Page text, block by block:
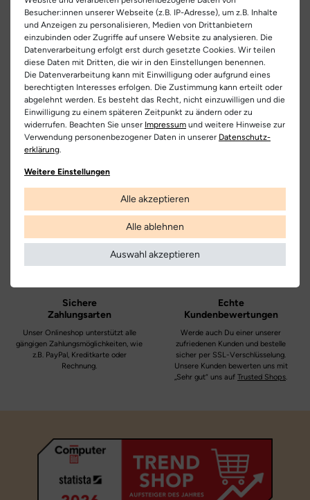
- aus Leder gefertigtes Innenfutter für den bestmöglichen
Tragekomfort
- ein besonderer Hingucker ist der Stern, der dem Schuh eine
besondere Note verleiht
- Sympatex Membran hält die Füße warm und trocken
- herausnehmbare Decksohle zur Größenbestimmung
- die zwei praktischen Klettverschlüsse helfen beim
eigenständigen An- und Ausziehen
- die leicht profilierte Laufsohle aus rutschhemmendem Gummi
bietet auch auf unebenen Wegen einen sicheren Gang
Artikel-ID: 29528
Artikel-Nr.: 353700019
Schuhart: Boots
Bezeichnung: Kimi
Obermaterial: Nubuk | Velours
Innenfutter:
Decksohle: Leder
Laufsohle: Gummi
Farbe: grün | orange
Verschluss: Klettverschluss
Weite:
Membran: Sympatex
EU Verantwortlicher
RICOSTA Schuhfabriken GmbH
Dürrheimer Str. 43, 78166 Donaueschingen, Deutschland
+ 49 771 805-0
Hersteller
Ricosta
Teilen
Kostenlose
Lieferung
Die Lieferung innerhalb Deutschlands
versandkostenfrei und erfolgt mit
DHL.
Wir verkaufen nur Origininalprodukte,
die direkt vom Hersteller bezogen
werden, in unseren Regalen liegen und
Sichere
Zahlungsarten
Unser Onlineshop unterstützt alle
gängigen Zahlungsmöglichkeiten, wie
z.B. PayPal, Kreditkarte oder
Rechnung.
Echte
Kundenbewertungen
Werde auch Du einer unserer
zufriedenen Kunden und bestelle
sicher per SSL-Verschlüsselung.
Unsere Kunden bewerten uns mit
„Sehr gut“ uns auf Trusted Shops.
Besucher:innen unserer Webseite (z.B. IP-Adresse), um z.B. Inhalte
und Anzeigen zu personalisieren, Medien von Drittanbietern
einzubinden oder Zugriffe auf unsere Website zu analysieren. Die
Datenverarbeitung erfolgt erst durch gesetzte Cookies. Wir teilen
diese Daten mit Dritten, die wir in den Einstellungen benennen.
Die Datenverarbeitung kann mit Einwilligung oder aufgrund eines
berechtigten Interesses erfolgen. Die Zustimmung kann erteilt oder
abgelehnt werden. Es besteht das Recht, nicht einzuwilligen und die
Einwilligung zu einem späteren Zeitpunkt zu ändern oder zu
widerrufen. Beachten Sie unser Impressum und weitere Hinweise zur
Verwendung personenbezogener Daten in unserer Daten­schutz­
erklärung
Weitere Einstellungen
Alle akzeptieren
Alle ablehnen
Auswahl akzeptieren